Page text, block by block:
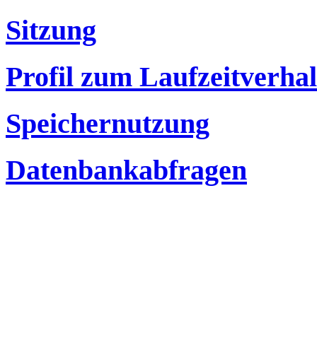
Sitzung
Profil zum
Speichernutzung
Datenbankabfragen